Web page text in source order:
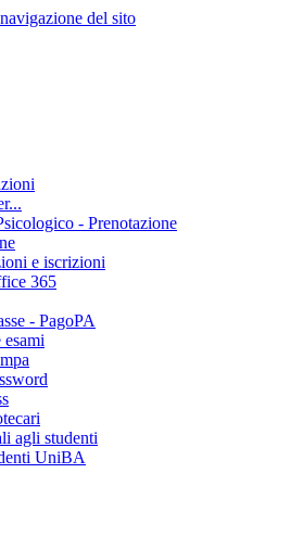
del sito
- Prenotazione
e iscrizioni
365
- PagoPA
esami
agli studenti
UniBA